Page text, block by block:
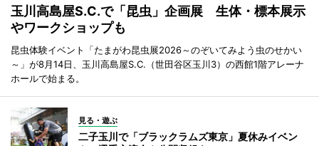
玉川高島屋S.C.で「昆虫」企画展 生体・標本展示
やワークショップも
昆虫体験イベント「たまがわ昆虫展2026～のぞいてみよう虫のせかい
～」が8月14日、玉川高島屋S.C.（世田谷区玉川3）の西館1階アレーナ
ホールで始まる。
見る・遊ぶ
二子玉川で「ブラックラムズ東京」夏休みイベン